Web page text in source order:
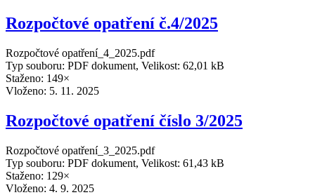
Rozpočtové opatření č.4/2025
Rozpočtové opatření_4_2025.pdf
Typ souboru: PDF dokument, Velikost: 62,01 kB
Staženo: 149×
Vloženo: 5. 11. 2025
Rozpočtové opatření číslo 3/2025
Rozpočtové opatření_3_2025.pdf
Typ souboru: PDF dokument, Velikost: 61,43 kB
Staženo: 129×
Vloženo: 4. 9. 2025